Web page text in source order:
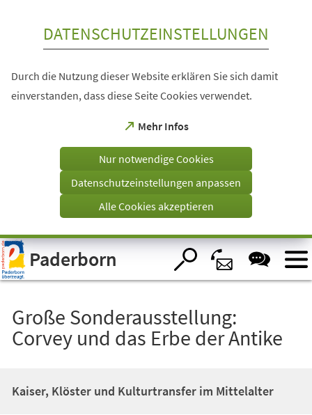
Visuelle
Assistenzsoftware
öffnen.
DATENSCHUTZEINSTELLUNGEN
Durch die Nutzung dieser Website erklären Sie sich damit
einverstanden, dass diese Seite Cookies verwendet.
Mehr Infos
(Öffnet
einem
Tab)
Nur notwendige Cookies
Datenschutzeinstellungen anpassen
Alle Cookies akzeptieren
Paderborn
Große Sonderausstellung:
Corvey und das Erbe der Antike
Kaiser, Klöster und Kulturtransfer im Mittelalter